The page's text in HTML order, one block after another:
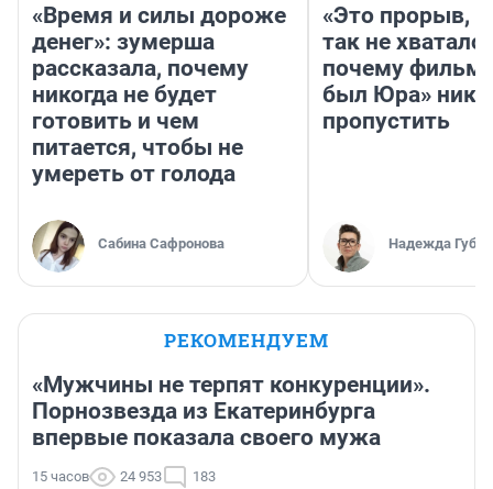
«Время и силы дороже
денег»: зумерша
рассказала, почему
никогда не будет
готовить и чем
питается, чтобы не
умереть от голода
Сабина Сафронова
«Это прорыв,
так не
почему фильм
был Юра»
пропустить
Надежда
РЕКОМЕНДУЕМ
«Мужчины не терпят конкуренции».
Порнозвезда из Екатеринбурга
впервые показала своего мужа
15 часов 24 953 183